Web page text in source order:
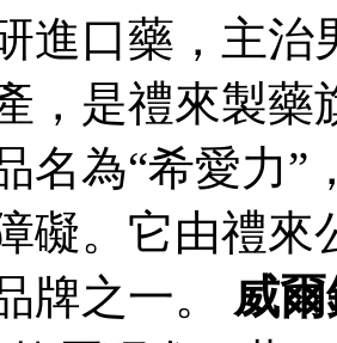
進口藥，主
，是禮來製藥
名為“希愛力”
礙。它由禮來
牌之一。 威